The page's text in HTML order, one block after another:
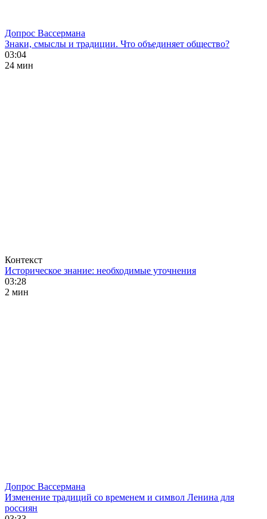
Допрос Вассермана
Знаки, смыслы и традиции. Что объединяет общество?
03:04
24 мин
Контекст
Историческое знание: необходимые уточнения
03:28
2 мин
Допрос Вассермана
Изменение традиций со временем и символ Ленина для
россиян